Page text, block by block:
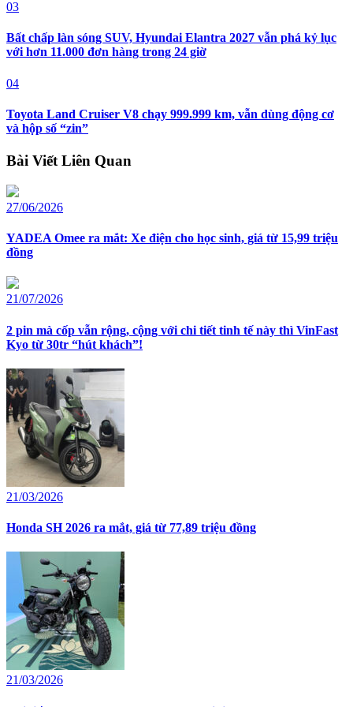
03
Bất chấp làn sóng SUV, Hyundai Elantra 2027 vẫn phá kỷ lục
với hơn 11.000 đơn hàng trong 24 giờ
04
Toyota Land Cruiser V8 chạy 999.999 km, vẫn dùng động cơ
và hộp số “zin”
Bài Viết Liên Quan
27/06/2026
YADEA Omee ra mắt: Xe điện cho học sinh, giá từ 15,99 triệu
đồng
21/07/2026
2 pin mà cốp vẫn rộng, cộng với chi tiết tinh tế này thì VinFast
Kyo từ 30tr “hút khách”!
21/03/2026
Honda SH 2026 ra mắt, giá từ 77,89 triệu đồng
21/03/2026